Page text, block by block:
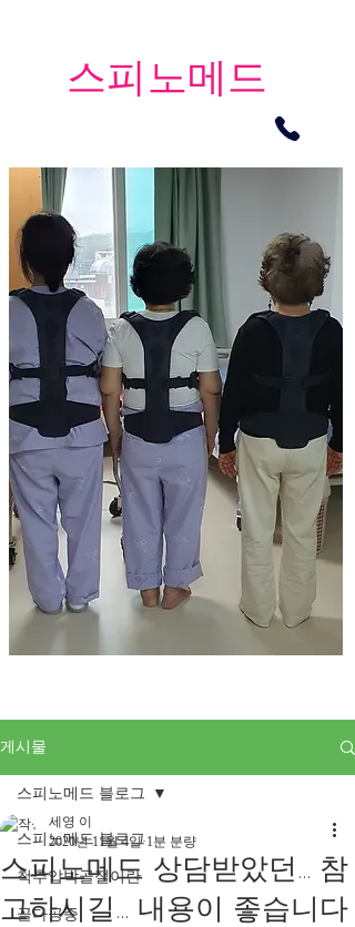
​스피노메드
게시물
스피노메드 블로그
척추압박골절이란
골다공증
스피노메드 블로그
스피노메드 상담받았던... 참
고하시길... 내용이 좋습니다
세영 이
2020년 11월 4일 1분 분량